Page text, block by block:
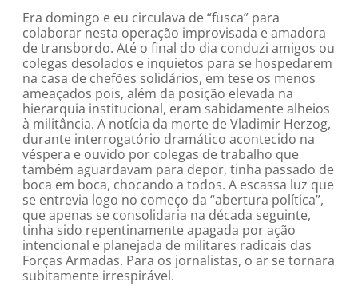
Era domingo e eu circulava de “fusca” para
colaborar nesta operação improvisada e amadora
de transbordo. Até o final do dia conduzi amigos ou
colegas desolados e inquietos para se hospedarem
na casa de chefões solidários, em tese os menos
ameaçados pois, além da posição elevada na
hierarquia institucional, eram sabidamente alheios
à militância. A notícia da morte de Vladimir Herzog,
durante interrogatório dramático acontecido na
véspera e ouvido por colegas de trabalho que
também aguardavam para depor, tinha passado de
boca em boca, chocando a todos. A escassa luz que
se entrevia logo no começo da “abertura política”,
que apenas se consolidaria na década seguinte,
tinha sido repentinamente apagada por ação
intencional e planejada de militares radicais das
Forças Armadas. Para os jornalistas, o ar se tornara
subitamente irrespirável.